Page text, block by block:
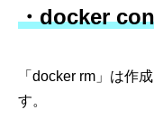
・docker
「docker rm」は作
す。